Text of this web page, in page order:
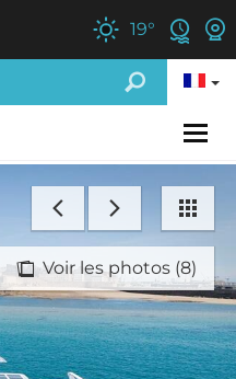
19°
Voir les photos (8)